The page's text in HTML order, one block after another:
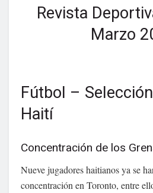
Revista
Marzo
Fútbol –
Haití
Concentración de los
Nueve jugadores haitianos ya se
concentración en Toronto, entre